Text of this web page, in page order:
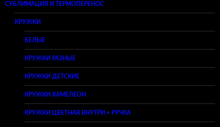
СУБЛИМАЦИЯ И ТЕРМОПЕРЕНОС
КРУЖКИ
БЕЛЫЕ
КРУЖКИ РАЗНЫЕ
КРУЖКИ ДЕТСКИЕ
КРУЖКИ ХАМЕЛЕОН
КРУЖКИ ЦВЕТНАЯ ВНУТРИ + РУЧКА